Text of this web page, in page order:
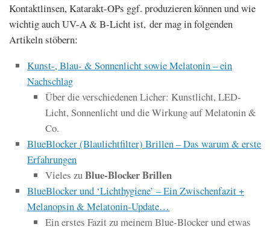
Kontaktlinsen, Katarakt-OPs ggf. produzieren können und wie
wichtig auch UV-A & B-Licht ist, der mag in folgenden
Artikeln stöbern:
Kunst-, Blau- & Sonnenlicht sowie Melatonin – ein
Nachschlag
Über die verschiedenen Licher: Kunstlicht, LED-
Licht, Sonnenlicht und die Wirkung auf Melatonin &
Co.
BlueBlocker (Blaulichtfilter) Brillen – Das warum & erste
Erfahrungen
Vieles zuBlue-Blocker Brillen
BlueBlocker und ‘Lichthygiene’ – Ein Zwischenfazit +
Melanopsin & Melatonin-Update…
Ein erstes Fazit zu meinem Blue-Blocker und etwas